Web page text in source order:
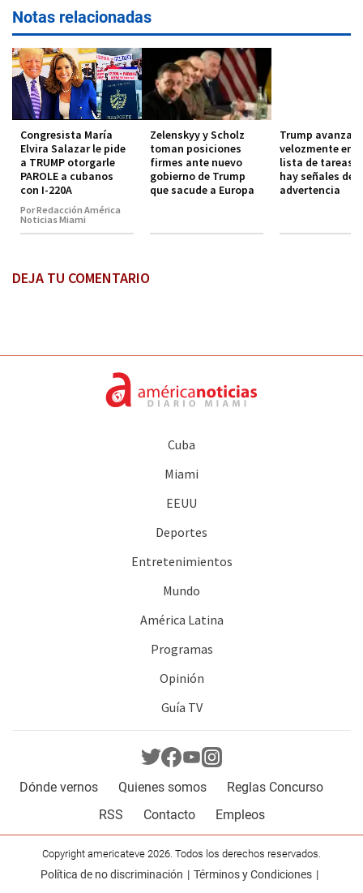
Notas relacionadas
Congresista María
Elvira Salazar le pide
a TRUMP otorgarle
PAROLE a cubanos
con I-220A
Por Redacción América
Noticias Miami
Zelenskyy y Scholz
toman posiciones
firmes ante nuevo
gobierno de Trump
que sacude a Europa
Trump avanza
velozmente en
lista de tareas,
hay señales de
advertencia
DEJA TU COMENTARIO
Cuba
Miami
EEUU
Deportes
Entretenimientos
Mundo
América Latina
Programas
Opinión
Guía TV
Dónde vernos Quienes somos
Reglas Concurso
RSS
Contacto Empleos
Copyright americateve 2026. Todos los derechos reservados.
Política de no discriminación
Términos y Condiciones